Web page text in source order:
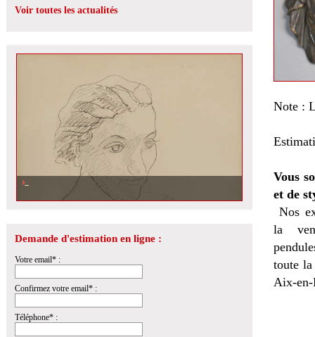
Voir toutes les actualités
Demande d'estimation en ligne :
Votre email* :
Confirmez votre email* :
Téléphone* :
Note :
Vous
et de
Nos
la
toute
Aix-en-